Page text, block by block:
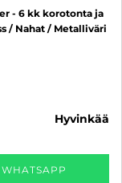
- 6 kk korotonta ja
/ Nahat / Metalliväri
hyvinkää
WHATSAPP